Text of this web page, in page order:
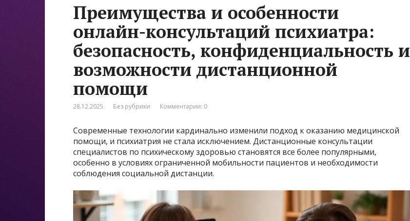
Преимущества и особенности
онлайн-консультаций психиатра:
безопасность, конфиденциальность и
возможности дистанционной
помощи
28.12.2025 Без рубрики Комментарии: 0
Современные технологии кардинально изменили подход к оказанию медицинской
помощи, и психиатрия не стала исключением. Дистанционные консультации
специалистов по психическому здоровью становятся все более популярными,
особенно в условиях ограниченной мобильности пациентов и необходимости
соблюдения социальной дистанции.